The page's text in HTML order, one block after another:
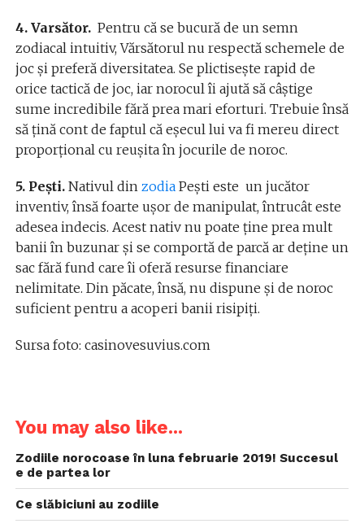
4. Varsător.Pentru că se bucură de un semn
zodiacal intuitiv, Vărsătorul nu respectă schemele de
joc şi preferă diversitatea. Se plictiseşte rapid de
orice tactică de joc, iar norocul îi ajută să câştige
sume incredibile fără prea mari eforturi. Trebuie însă
să țină cont de faptul că eșecul lui va fi mereu direct
proporțional cu reușita în jocurile de noroc.
5. Pești.Nativul din zodiaPești este un jucător
inventiv, însă foarte uşor de manipulat, întrucât este
adesea indecis. Acest nativ nu poate ţine prea mult
banii în buzunar şi se comportă de parcă ar deţine un
sac fără fund care îi oferă resurse financiare
nelimitate. Din păcate, însă, nu dispune şi de noroc
suficient pentru a acoperi banii risipiți.
Sursa foto: casinovesuvius.com
You may also like...
Zodiile norocoase în luna februarie 2019! Succesul
e de partea lor
Ce slăbiciuni au zodiile